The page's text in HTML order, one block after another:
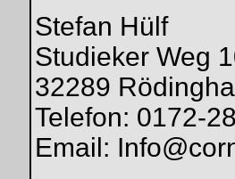
Stefan Hülf
Studieker Weg
32289
Telefon: 0172-
Email: